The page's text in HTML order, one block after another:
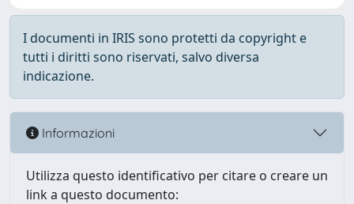
I documenti in IRIS sono protetti da copyright e
tutti i diritti sono riservati, salvo diversa
indicazione.
Informazioni
Utilizza questo identificativo per citare o creare un
link a questo documento: